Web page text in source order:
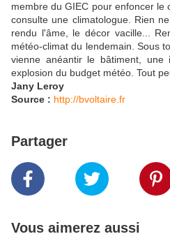
membre du GIEC pour enfoncer le
consulte une climatologue. Rien
rendu l'âme, le décor vacille...
météo-climat du lendemain. Sous
vienne anéantir le bâtiment, une
explosion du budget météo. Tout
Jany Leroy
Source : http://bvoltaire.fr
Partager
Vous aimerez aussi